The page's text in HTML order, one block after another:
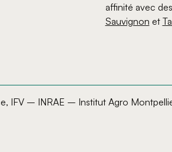
affinité avec
Sauvignon et
IFV – INRAE – Institut Agro